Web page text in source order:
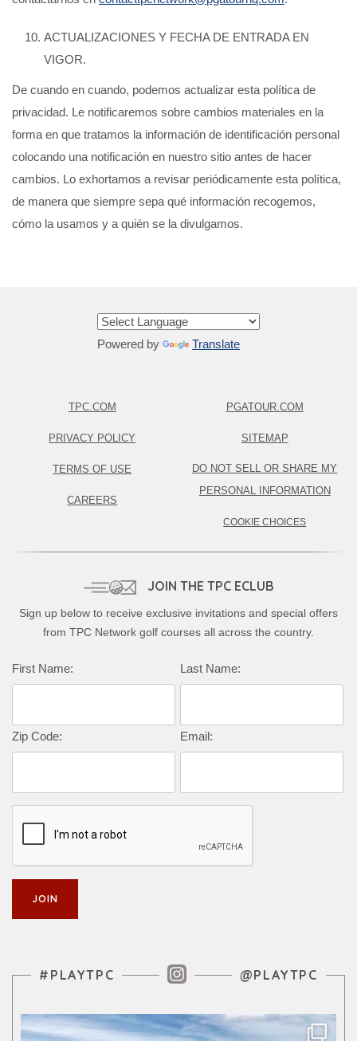
ACTUALIZACIONES Y FECHA DE ENTRADA EN
VIGOR.
De cuando en cuando, podemos actualizar esta política de
privacidad. Le notificaremos sobre cambios materiales en la
forma en que tratamos la información de identificación personal
colocando una notificación en nuestro sitio antes de hacer
cambios. Lo exhortamos a revisar periódicamente esta política,
de manera que siempre sepa qué información recogemos,
cómo la usamos y a quién se la divulgamos.
Powered by Translate
TPC.COM
PRIVACY POLICY
TERMS OF USE
CAREERS
PGATOUR.COM
SITEMAP
DO NOT SELL OR SHARE MY
PERSONAL INFORMATION
COOKIE CHOICES
JOIN THE TPC ECLUB
Sign up below to receive exclusive invitations and special offers
from TPC Network golf courses all across the country.
Complete this form to subscribe:
First Name: Last Name:
Zip Code: Email:
Instagram Feed
#PLAYTPC @PLAYTPC